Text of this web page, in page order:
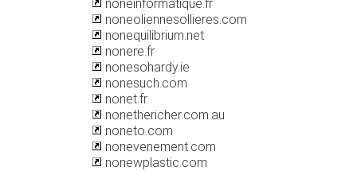
noneinformatique.fr
noneoliennesollieres.com
nonequilibrium.net
nonere.fr
nonesohardy.ie
nonesuch.com
nonet.fr
nonethericher.com.au
noneto.com
nonevenement.com
nonewplastic.com